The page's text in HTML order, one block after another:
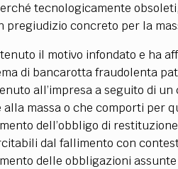
tecnologicamente
pregiudizio concreto per la
il motivo infondato e ha
di bancarotta fraudolenta
all’impresa a seguito di
alla massa o che comporti per
dell’obbligo di
dal fallimento con
delle obbligazioni